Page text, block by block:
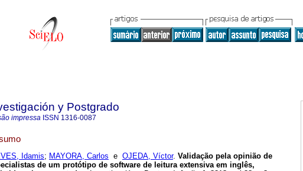
y Postgrado
impressa ISSN 1316-0087
Idamis; MAYORA, Carlos e OJEDA, Víctor. Validação pela opinião de
de um protótipo de software de leitura extensiva em inglês,